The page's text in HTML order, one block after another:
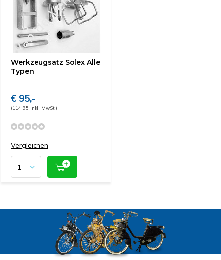
Werkzeugsatz Solex Alle
Typen
€ 95,-
(114,95 Inkl. MwSt.)
Vergleichen